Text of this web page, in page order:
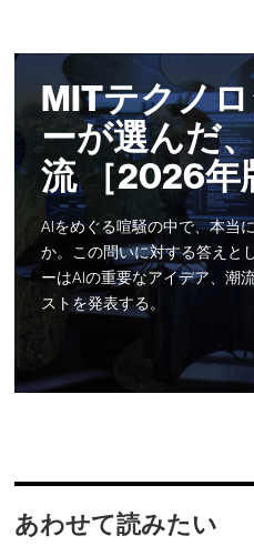
MITテクノ
ーが選んだ
流 ［2026年
AIをめぐる喧騒の中で、本当
か。この問いに対する答えと
ーはAIの重要なアイデア、潮
ストを発表する。
あわせて読みたい